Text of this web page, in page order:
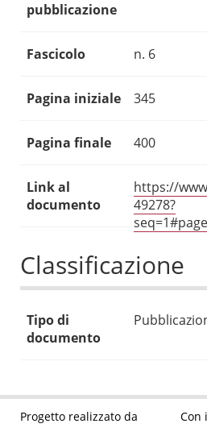
pubblicazione
Fascicolo n. 6
Pagina iniziale 345
Pagina finale 400
Link al
documento
https://
49278?
Classificazione
Tipo di
documento
Progetto realizzato da Con